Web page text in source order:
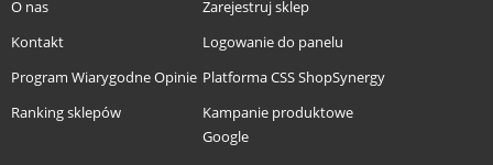
O nas
Kontakt
Program Wiarygodne Opinie
Ranking sklepów
Zarejestruj sklep
Logowanie do panelu
Platforma CSS ShopSynergy
Kampanie produktowe
Google